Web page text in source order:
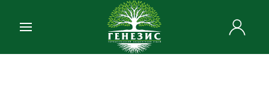
Skip to main content